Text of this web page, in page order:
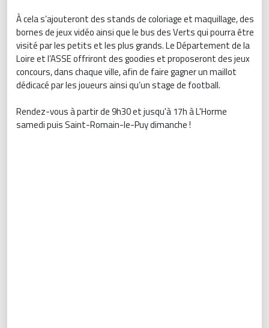
À cela s’ajouteront des stands de coloriage et maquillage, des
bornes de jeux vidéo ainsi que le bus des Verts qui pourra être
visité par les petits et les plus grands. Le Département de la
Loire et l’ASSE offriront des goodies et proposeront des jeux
concours, dans chaque ville, afin de faire gagner un maillot
dédicacé par les joueurs ainsi qu’un stage de football.
Rendez-vous à partir de 9h30 et jusqu'à 17h à L'Horme
samedi puis Saint-Romain-le-Puy dimanche !